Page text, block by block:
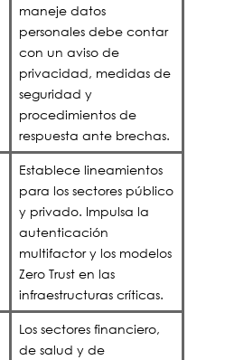
maneje datos
personales debe contar
con un aviso de
privacidad, medidas de
seguridad y
procedimientos de
respuesta ante brechas.
Establece lineamientos
para los sectores público
y privado. Impulsa la
autenticación
multifactor y los modelos
Zero Trust en las
infraestructuras críticas.
Los sectores financiero,
de salud y de